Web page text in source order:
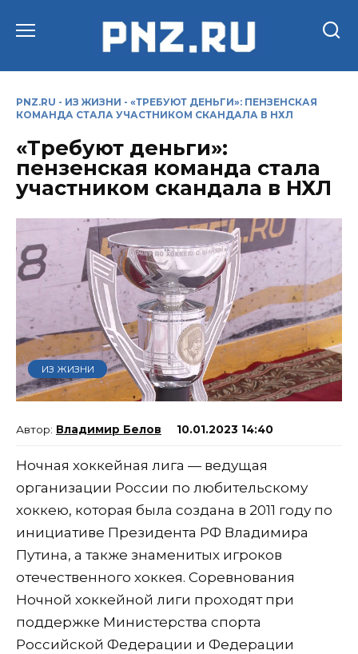
PNZ.RU - ИЗ ЖИЗНИ - «ТРЕБУЮТ ДЕНЬГИ»: ПЕНЗЕНСКАЯ
КОМАНДА СТАЛА УЧАСТНИКОМ СКАНДАЛА В НХЛ
«Требуют деньги»:
пензенская команда стала
участником скандала в НХЛ
ИЗ ЖИЗНИ
Владимир Белов 10.01.2023 14:40
Ночная хоккейная лига — ведущая
организации России по любительскому
хоккею, которая была создана в 2011 году по
инициативе Президента РФ Владимира
Путина, а также знаменитых игроков
отечественного хоккея. Соревнования
Ночной хоккейной лиги проходят при
поддержке Министерства спорта
Российской Федерации и Федерации